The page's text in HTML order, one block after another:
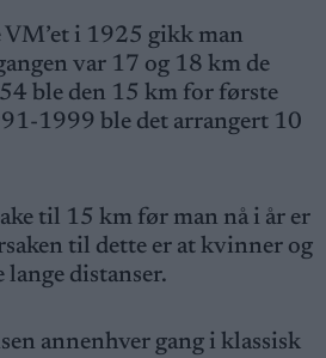
i 1925 gikk man
var 17 og 18 km de
ble den 15 km for første
1999 ble det arrangert 10
til 15 km før man nå i år er
til dette er at kvinner og
lange distanser.
annenhver gang i klassisk